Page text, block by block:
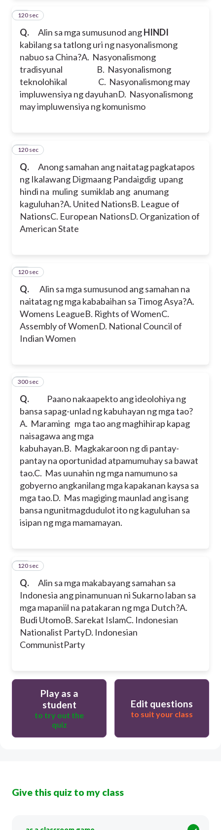
Q. Alin sa mga sumusunod angHINDI
kabilang sa tatlong uri ng nasyonalismong
nabuo sa China?A. Nasyonalismong
tradisyunal B. Nasyonalismong
teknolohikal C. Nasyonalismong may
impluwensiya ng dayuhanD. Nasyonalismong
may impluwensiya ng komunismo
16
120 sec
Q.
Anong samahan ang naitatag pagkatapos
ng Ikalawang Digmaang Pandaigdig upang
hindi na muling sumiklab ang anumang
kaguluhan?A. United NationsB. League of
NationsC. European NationsD. Organization of
American State
17
120 sec
Q.
Alin sa mga sumusunod ang samahan na
naitatag ng mga kababaihan sa Timog Asya?A.
Womens LeagueB. Rights of WomenC.
Assembly of WomenD. National Council of
Indian Women
18
120 sec
Q.
Paano nakaapekto ang ideolohiya ng
bansa sapag-unlad ng kabuhayan ng mga tao?
A. Maraming mga tao ang maghihirap kapag
naisagawa ang mga
kabuhayan.B. Magkakaroon ng di pantay-
pantay na oportunidad atpamumuhay sa bawat
tao.C. Mas uunahin ng mga namumuno sa
gobyerno angkanilang mga kapakanan kaysa sa
mga tao.D. Mas magiging maunlad ang isang
bansa ngunitmagdudulot ito ng kaguluhan sa
isipan ng mga mamamayan.
19
300 sec
Q.
Alin sa mga makabayang samahan sa
Indonesia ang pinamunuan ni Sukarno laban sa
mga mapaniil na patakaran ng mga Dutch?A.
Budi UtomoB. Sarekat IslamC. Indonesian
Nationalist PartyD. Indonesian
CommunistParty
20
120 sec
Play as a
student
to try out the
quiz
Edit questions
to suit your class
Give this quiz to my class